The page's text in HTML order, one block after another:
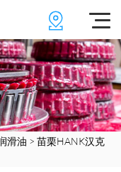
滑油 > 苗栗HANK汉克